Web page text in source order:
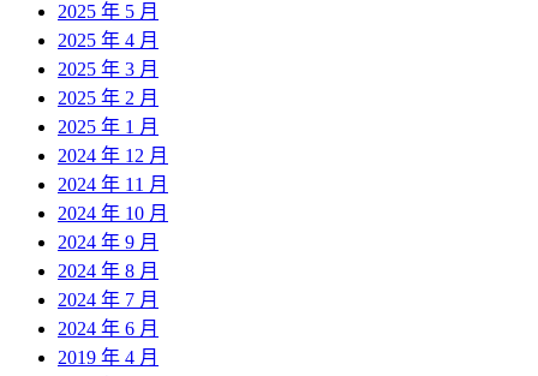
2025 年 5 月
2025 年 4 月
2025 年 3 月
2025 年 2 月
2025 年 1 月
2024 年 12 月
2024 年 11 月
2024 年 10 月
2024 年 9 月
2024 年 8 月
2024 年 7 月
2024 年 6 月
2019 年 4 月